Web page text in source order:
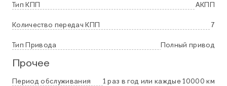
Тип КПП АКПП
Количество передач КПП 7
Тип Привода Полный привод
Прочее
Период обслуживания 1 раз в год или каждые 10000 км